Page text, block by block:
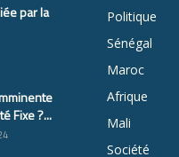
par la
Fixe ?...
Politique
Sénégal
Maroc
Afrique
Mali
Société